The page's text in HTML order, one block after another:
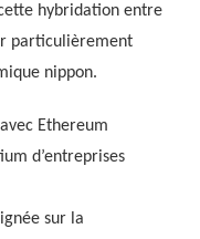
hybridation entre
particulièrement
nippon.
Ethereum
d’entreprises
sur la